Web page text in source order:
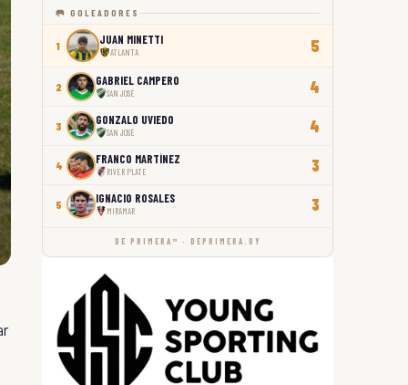
🥅 GOLEADORES
1 JUAN MINETTI
ATLANTA 5
2 GABRIEL CAMPERO
SAN JOSÉ 4
3 GONZALO UVIEDO
SAN JOSÉ 4
4 FRANCO MARTÍNEZ
RIVER PLATE 3
5 IGNACIO ROSALES
MIRAMAR 3
DE PRIMERA™ · DEPRIMERA.UY